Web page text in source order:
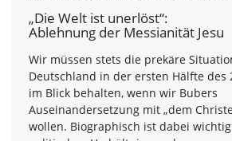
„Die Welt ist unerlöst“:
Ablehnung der Messianität Jesu
Wir müssen stets die prekäre
Deutschland in der ersten Hälfte des
im Blick behalten, wenn wir Bubers
Auseinandersetzung mit „dem
wollen. Biographisch ist dabei